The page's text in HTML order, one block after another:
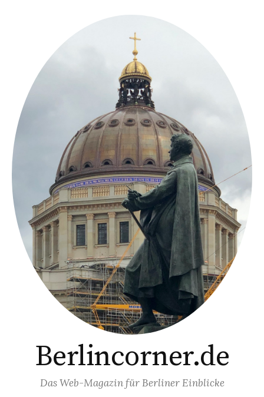
Berlincorner.de
Das Web-Magazin für Berliner Einblicke